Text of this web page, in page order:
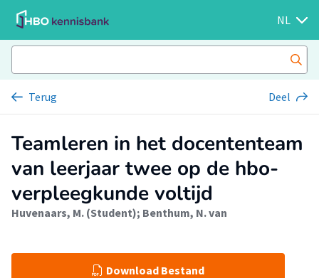
NL
Terug Deel
Teamleren in het docententeam
van leerjaar twee op de hbo-
verpleegkunde voltijd
Huvenaars, M. (Student); Benthum, N. van
Download Bestand